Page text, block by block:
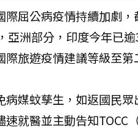
屈公病疫情持續加劇
洲部分，印度今年已
旅遊疫情建議等級至
媒蚊孳生，如返國民
就醫並主動告知TOCC